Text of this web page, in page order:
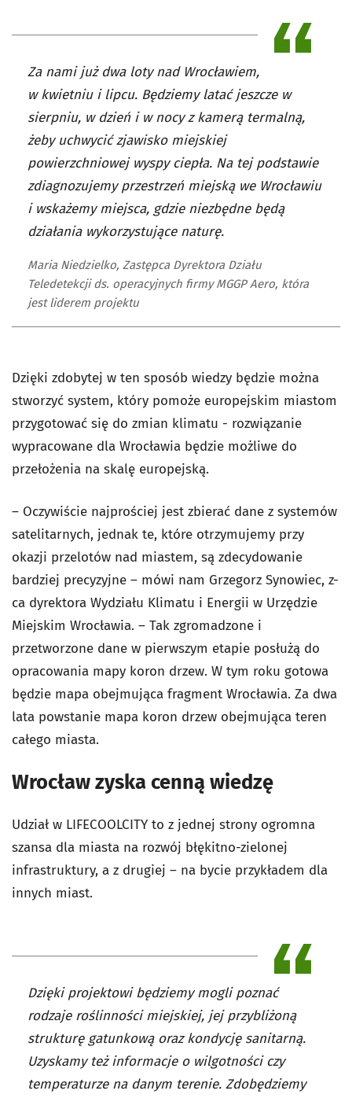
Za nami już dwa loty nad Wrocławiem,
w kwietniu i lipcu. Będziemy latać jeszcze w
sierpniu, w dzień i w nocy z kamerą termalną,
żeby uchwycić zjawisko miejskiej
powierzchniowej wyspy ciepła. Na tej podstawie
zdiagnozujemy przestrzeń miejską we Wrocławiu
i wskażemy miejsca, gdzie niezbędne będą
działania wykorzystujące naturę.
Maria Niedzielko, Zastępca Dyrektora Działu
Teledetekcji ds. operacyjnych firmy MGGP Aero, która
jest liderem projektu
Dzięki zdobytej w ten sposób wiedzy będzie można
stworzyć system, który pomoże europejskim miastom
przygotować się do zmian klimatu - rozwiązanie
wypracowane dla Wrocławia będzie możliwe do
przełożenia na skalę europejską.
– Oczywiście najprościej jest zbierać dane z systemów
satelitarnych, jednak te, które otrzymujemy przy
okazji przelotów nad miastem, są zdecydowanie
bardziej precyzyjne – mówi nam Grzegorz Synowiec, z-
ca dyrektora Wydziału Klimatu i Energii w Urzędzie
Miejskim Wrocławia. – Tak zgromadzone i
przetworzone dane w pierwszym etapie posłużą do
opracowania mapy koron drzew. W tym roku gotowa
będzie mapa obejmująca fragment Wrocławia. Za dwa
lata powstanie mapa koron drzew obejmująca teren
całego miasta.
Wrocław zyska cenną wiedzę
Udział w LIFECOOLCITY to z jednej strony ogromna
szansa dla miasta na rozwój błękitno-zielonej
infrastruktury, a z drugiej – na bycie przykładem dla
innych miast.
Dzięki projektowi będziemy mogli poznać
rodzaje roślinności miejskiej, jej przybliżoną
strukturę gatunkową oraz kondycję sanitarną.
Uzyskamy też informacje o wilgotności czy
temperaturze na danym terenie. Zdobędziemy